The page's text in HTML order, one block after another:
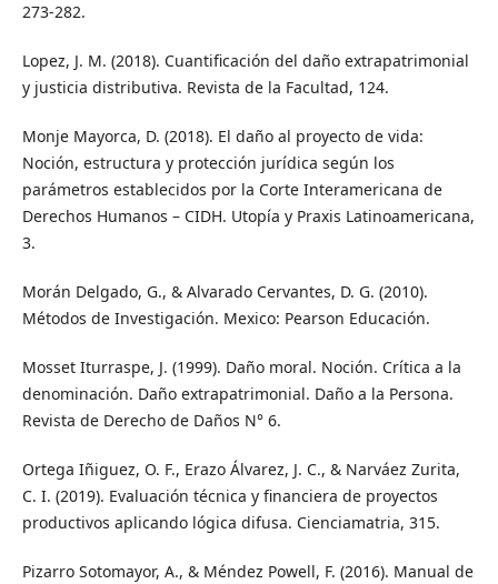
273-282.
Lopez, J. M. (2018). Cuantificación del daño extrapatrimonial
y justicia distributiva. Revista de la Facultad, 124.
Monje Mayorca, D. (2018). El daño al proyecto de vida:
Noción, estructura y protección jurídica según los
parámetros establecidos por la Corte Interamericana de
Derechos Humanos – CIDH. Utopía y Praxis Latinoamericana,
3.
Morán Delgado, G., & Alvarado Cervantes, D. G. (2010).
Métodos de Investigación. Mexico: Pearson Educación.
Mosset Iturraspe, J. (1999). Daño moral. Noción. Crítica a la
denominación. Daño extrapatrimonial. Daño a la Persona.
Revista de Derecho de Daños N° 6.
Ortega Iñiguez, O. F., Erazo Álvarez, J. C., & Narváez Zurita,
C. I. (2019). Evaluación técnica y financiera de proyectos
productivos aplicando lógica difusa. Cienciamatria, 315.
Pizarro Sotomayor, A., & Méndez Powell, F. (2016). Manual de